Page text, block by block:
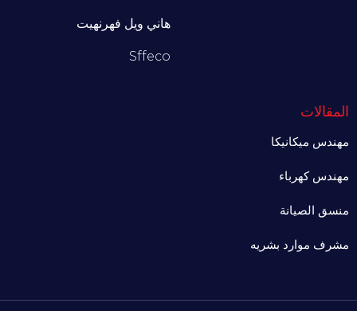
هاني ويل فهرنهيت
Sffeco
ميكانيكا
كهرباء
الصيانة
موارد بشريه